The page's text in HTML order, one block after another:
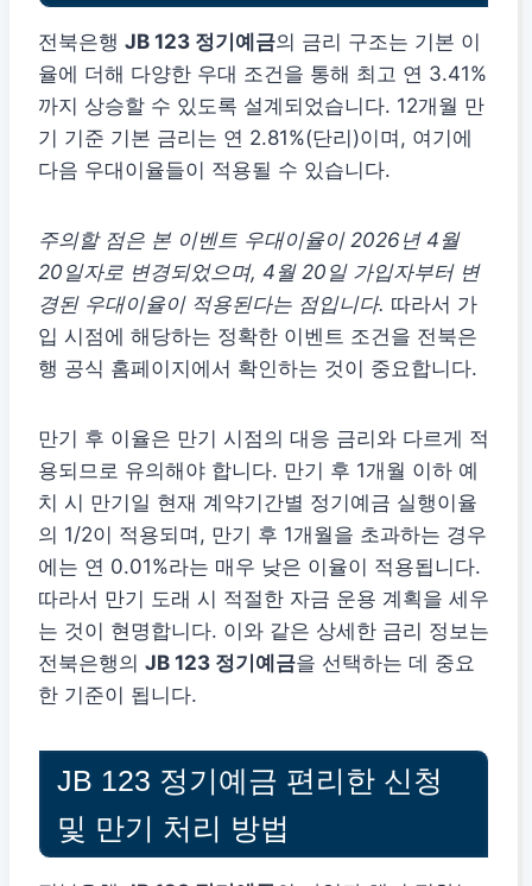
전북은행 JB 123 정기예금의 금리 구조는 기본 이
율에 더해 다양한 우대 조건을 통해 최고 연 3.41%
까지 상승할 수 있도록 설계되었습니다. 12개월 만
기 기준 기본 금리는 연 2.81%(단리)이며, 여기에
다음 우대이율들이 적용될 수 있습니다.
주의할 점은 본 이벤트 우대이율이 2026년 4월
20일자로 변경되었으며, 4월 20일 가입자부터 변
경된 우대이율이 적용된다는 점입니다. 따라서 가
입 시점에 해당하는 정확한 이벤트 조건을 전북은
행 공식 홈페이지에서 확인하는 것이 중요합니다.
만기 후 이율은 만기 시점의 대응 금리와 다르게 적
용되므로 유의해야 합니다. 만기 후 1개월 이하 예
치 시 만기일 현재 계약기간별 정기예금 실행이율
의 1/2이 적용되며, 만기 후 1개월을 초과하는 경우
에는 연 0.01%라는 매우 낮은 이율이 적용됩니다.
따라서 만기 도래 시 적절한 자금 운용 계획을 세우
는 것이 현명합니다. 이와 같은 상세한 금리 정보는
전북은행의 JB 123 정기예금을 선택하는 데 중요
한 기준이 됩니다.
JB 123 정기예금 편리한 신청
및 만기 처리 방법